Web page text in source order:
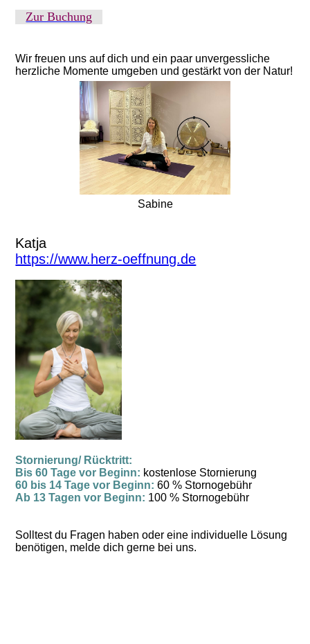
Zur Buchung
Wir freuen uns auf dich und ein paar unvergessliche
herzliche Momente umgeben und gestärkt von der Natur!
Sabine
Katja
https://www.herz-oeffnung.de
Stornierung/ Rücktritt:
Bis 60 Tage vor Beginn: kostenlose Stornierung
60 bis 14 Tage vor Beginn: 60 % Stornogebühr
Ab 13 Tagen vor Beginn: 100 % Stornogebühr
Solltest du Fragen haben oder eine individuelle Lösung
benötigen, melde dich gerne bei uns.